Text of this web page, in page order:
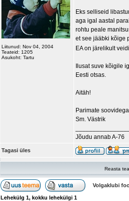
Liitunud: Nov 04, 2004
Teateid: 1205
Asukoht: Tartu
Eks selliseid
aga igal aastal
rohtu peale
et see jääbki kõige
EA on järelikult
Ilusat suve kõigile
Eesti otsas.
Aitäh!
Parimate
Sm. Västrik
Jõudu annab A-76
Tagasi üles
Reasta
Volgaklubi
Lehekülg 1, kokku lehekülgi 1